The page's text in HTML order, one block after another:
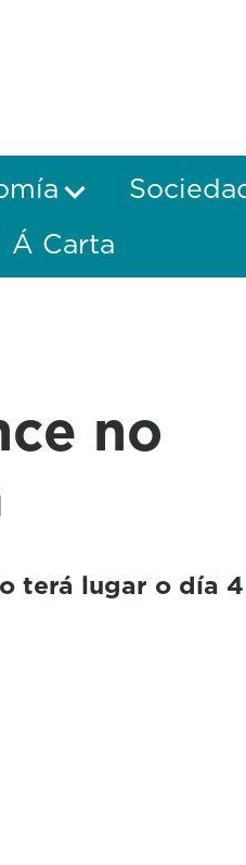
Á Carta
no
terá lugar o día 4